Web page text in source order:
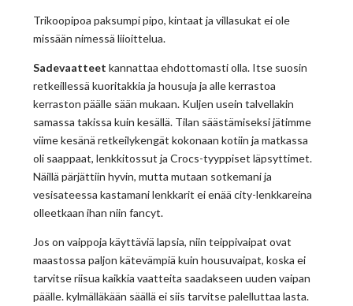
Trikoopipoa paksumpi pipo, kintaat ja villasukat ei ole
missään nimessä liioittelua.
Sadevaatteet kannattaa ehdottomasti olla. Itse suosin
retkeillessä kuoritakkia ja housuja ja alle kerrastoa
kerraston päälle sään mukaan. Kuljen usein talvellakin
samassa takissa kuin kesällä. Tilan säästämiseksi jätimme
viime kesänä retkeilykengät kokonaan kotiin ja matkassa
oli saappaat, lenkkitossut ja Crocs-tyyppiset läpsyttimet.
Näillä pärjättiin hyvin, mutta mutaan sotkemani ja
vesisateessa kastamani lenkkarit ei enää city-lenkkareina
olleetkaan ihan niin fancyt.
Jos on vaippoja käyttäviä lapsia, niin teippivaipat ovat
maastossa paljon kätevämpiä kuin housuvaipat, koska ei
tarvitse riisua kaikkia vaatteita saadakseen uuden vaipan
päälle. kylmälläkään säällä ei siis tarvitse palelluttaa lasta.